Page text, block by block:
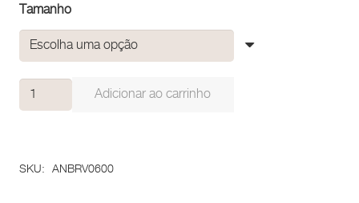
Tamanho
Anel
Véu
Adicionar ao carrinho
SKU: ANBRV0600